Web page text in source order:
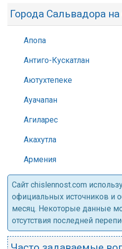
Города Сальвадора
Апопа
Антиго-Кускатлан
Аютухтепеке
Ауачапан
Агиларес
Акахутла
Армения
Cайт chislennost.com
официальных источников и
месяц. Некоторые данные
отсутствия последней